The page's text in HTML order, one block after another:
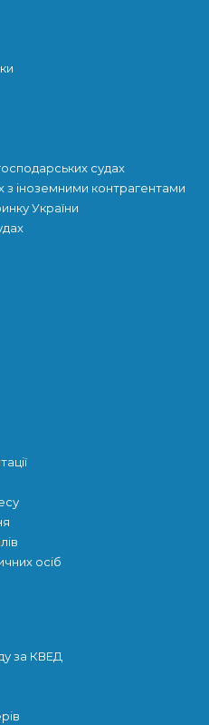
судах
з іноземними контрагентами
України
осіб
за КВЕД